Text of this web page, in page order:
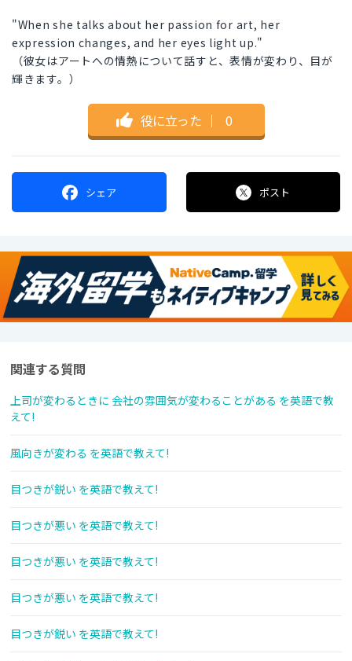
"When she talks about her passion for art, her
expression changes, and her eyes light up."
（彼女はアートへの情熱について話すと、表情が変わり、目が
輝きます。）
役に立った ｜ 0
シェア ポスト
関連する質問
上司が変わるときに 会社の雰囲気が変わることがある を英語で教
えて!
風向きが変わる を英語で教えて!
目つきが鋭い を英語で教えて!
目つきが悪い を英語で教えて!
目つきが悪い を英語で教えて!
目つきが悪い を英語で教えて!
目つきが鋭い を英語で教えて!